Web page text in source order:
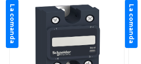
La comanda La comanda